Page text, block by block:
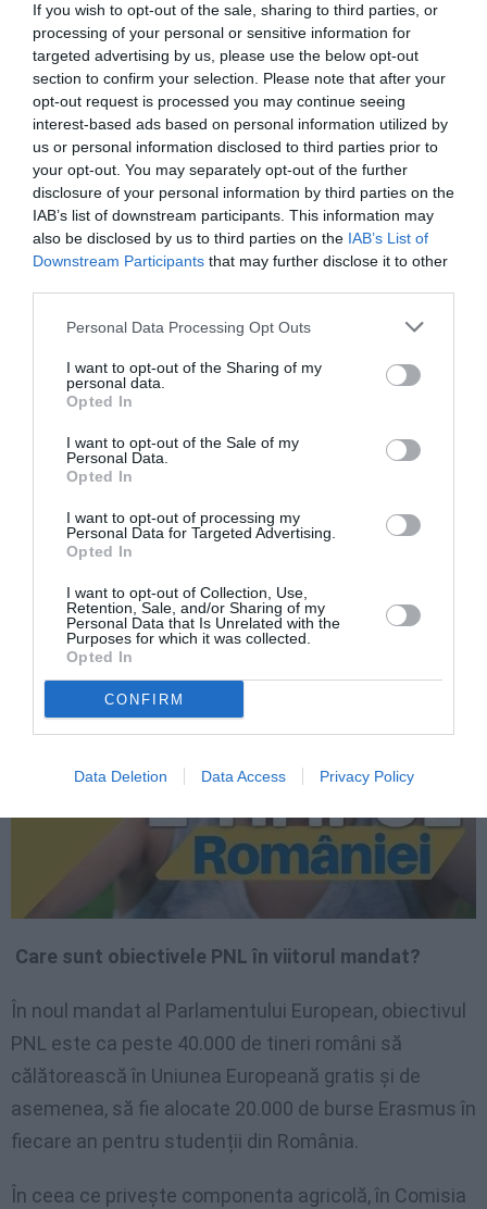
If you wish to opt-out of the sale, sharing to third parties, or
processing of your personal or sensitive information for
targeted advertising by us, please use the below opt-out
section to confirm your selection. Please note that after your
opt-out request is processed you may continue seeing
interest-based ads based on personal information utilized by
us or personal information disclosed to third parties prior to
your opt-out. You may separately opt-out of the further
disclosure of your personal information by third parties on the
IAB’s list of downstream participants. This information may
also be disclosed by us to third parties on the IAB’s List of
Downstream Participants that may further disclose it to other
Personal Data Processing Opt Outs
I want to opt-out of the Sharing of my
personal data.
Opted In
I want to opt-out of the Sale of my
Personal Data.
Opted In
I want to opt-out of processing my
Personal Data for Targeted Advertising.
Opted In
I want to opt-out of Collection, Use,
Retention, Sale, and/or Sharing of my
Personal Data that Is Unrelated with the
Purposes for which it was collected.
Opted In
CONFIRM
Data Deletion Data Access Privacy Policy
3,1 miliarde de euro pentru tineret;
550 milioane de euro pentru sport.
Erasmus+ este programul emblematic al Uniunii
Europene, prin care se sprijină educația, formarea,
tineretul și sportul în Europa. Prin dublarea bugetului
va crește numărul de beneficiari și va permite
susținerea a până la 12 milioane de persoane în
profesori, formatori, lucrători de tineret, antrenori,
personalul din învățământul pentru adulți, inclusiv cei
care participă la ErasmusPro.
Care sunt obiectivele PNL în viitorul mandat?
În noul mandat al Parlamentului European, obiectivul
PNL este ca peste 40.000 de tineri români să
călătorească în Uniunea Europeană gratis și de
asemenea, să fie alocate 20.000 de burse Erasmus în
fiecare an pentru studenții din România.
În ceea ce privește componenta agricolă, în Comisia